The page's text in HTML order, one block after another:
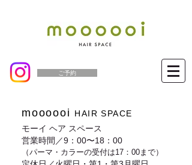
ご予約
moooooi
HAIR SPACE
モーイ ヘア スペース
営業時間／9：00〜18：00
（パーマ・カラーの受付は17：00まで）